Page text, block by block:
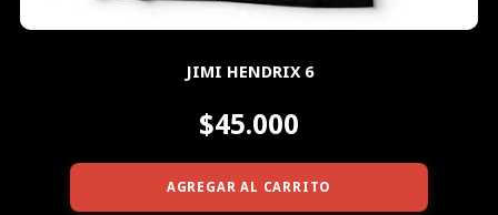
JIMI HENDRIX 6
$45.000
AGREGAR AL CARRITO